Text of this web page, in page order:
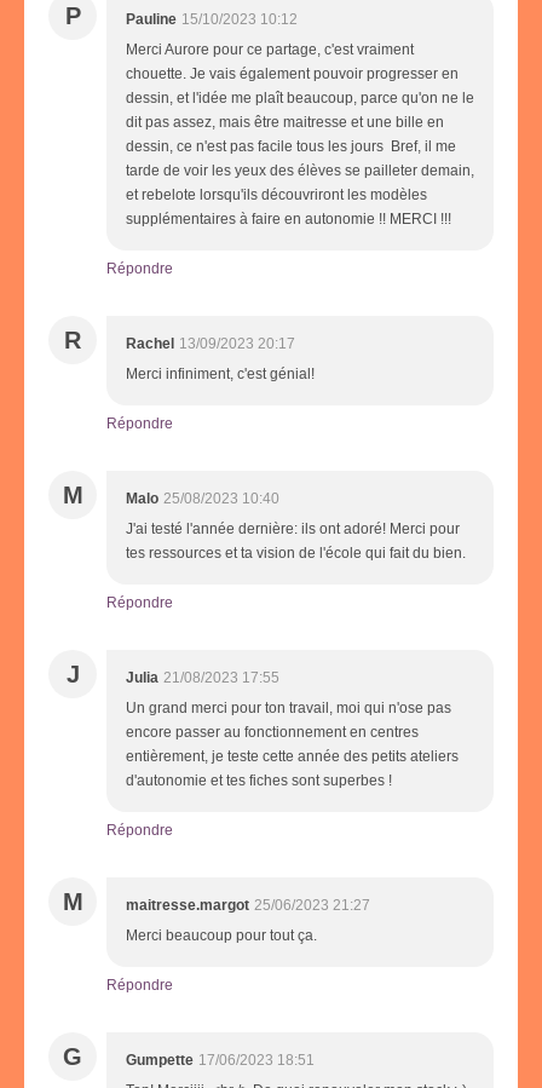
P Pauline 15/10/2023 10:12
Merci Aurore pour ce partage, c'est vraiment
chouette. Je vais également pouvoir progresser en
dessin, et l'idée me plaît beaucoup, parce qu'on ne le
dit pas assez, mais être maitresse et une bille en
dessin, ce n'est pas facile tous les jours Bref, il me
tarde de voir les yeux des élèves se pailleter demain,
et rebelote lorsqu'ils découvriront les modèles
supplémentaires à faire en autonomie !! MERCI !!!
Répondre
R Rachel 13/09/2023 20:17
Merci infiniment, c'est génial!
Répondre
M Malo 25/08/2023 10:40
J'ai testé l'année dernière: ils ont adoré! Merci pour
tes ressources et ta vision de l'école qui fait du bien.
Répondre
J Julia 21/08/2023 17:55
Un grand merci pour ton travail, moi qui n'ose pas
encore passer au fonctionnement en centres
entièrement, je teste cette année des petits ateliers
d'autonomie et tes fiches sont superbes !
Répondre
M maitresse.margot 25/06/2023 21:27
Merci beaucoup pour tout ça.
Répondre
G Gumpette 17/06/2023 18:51